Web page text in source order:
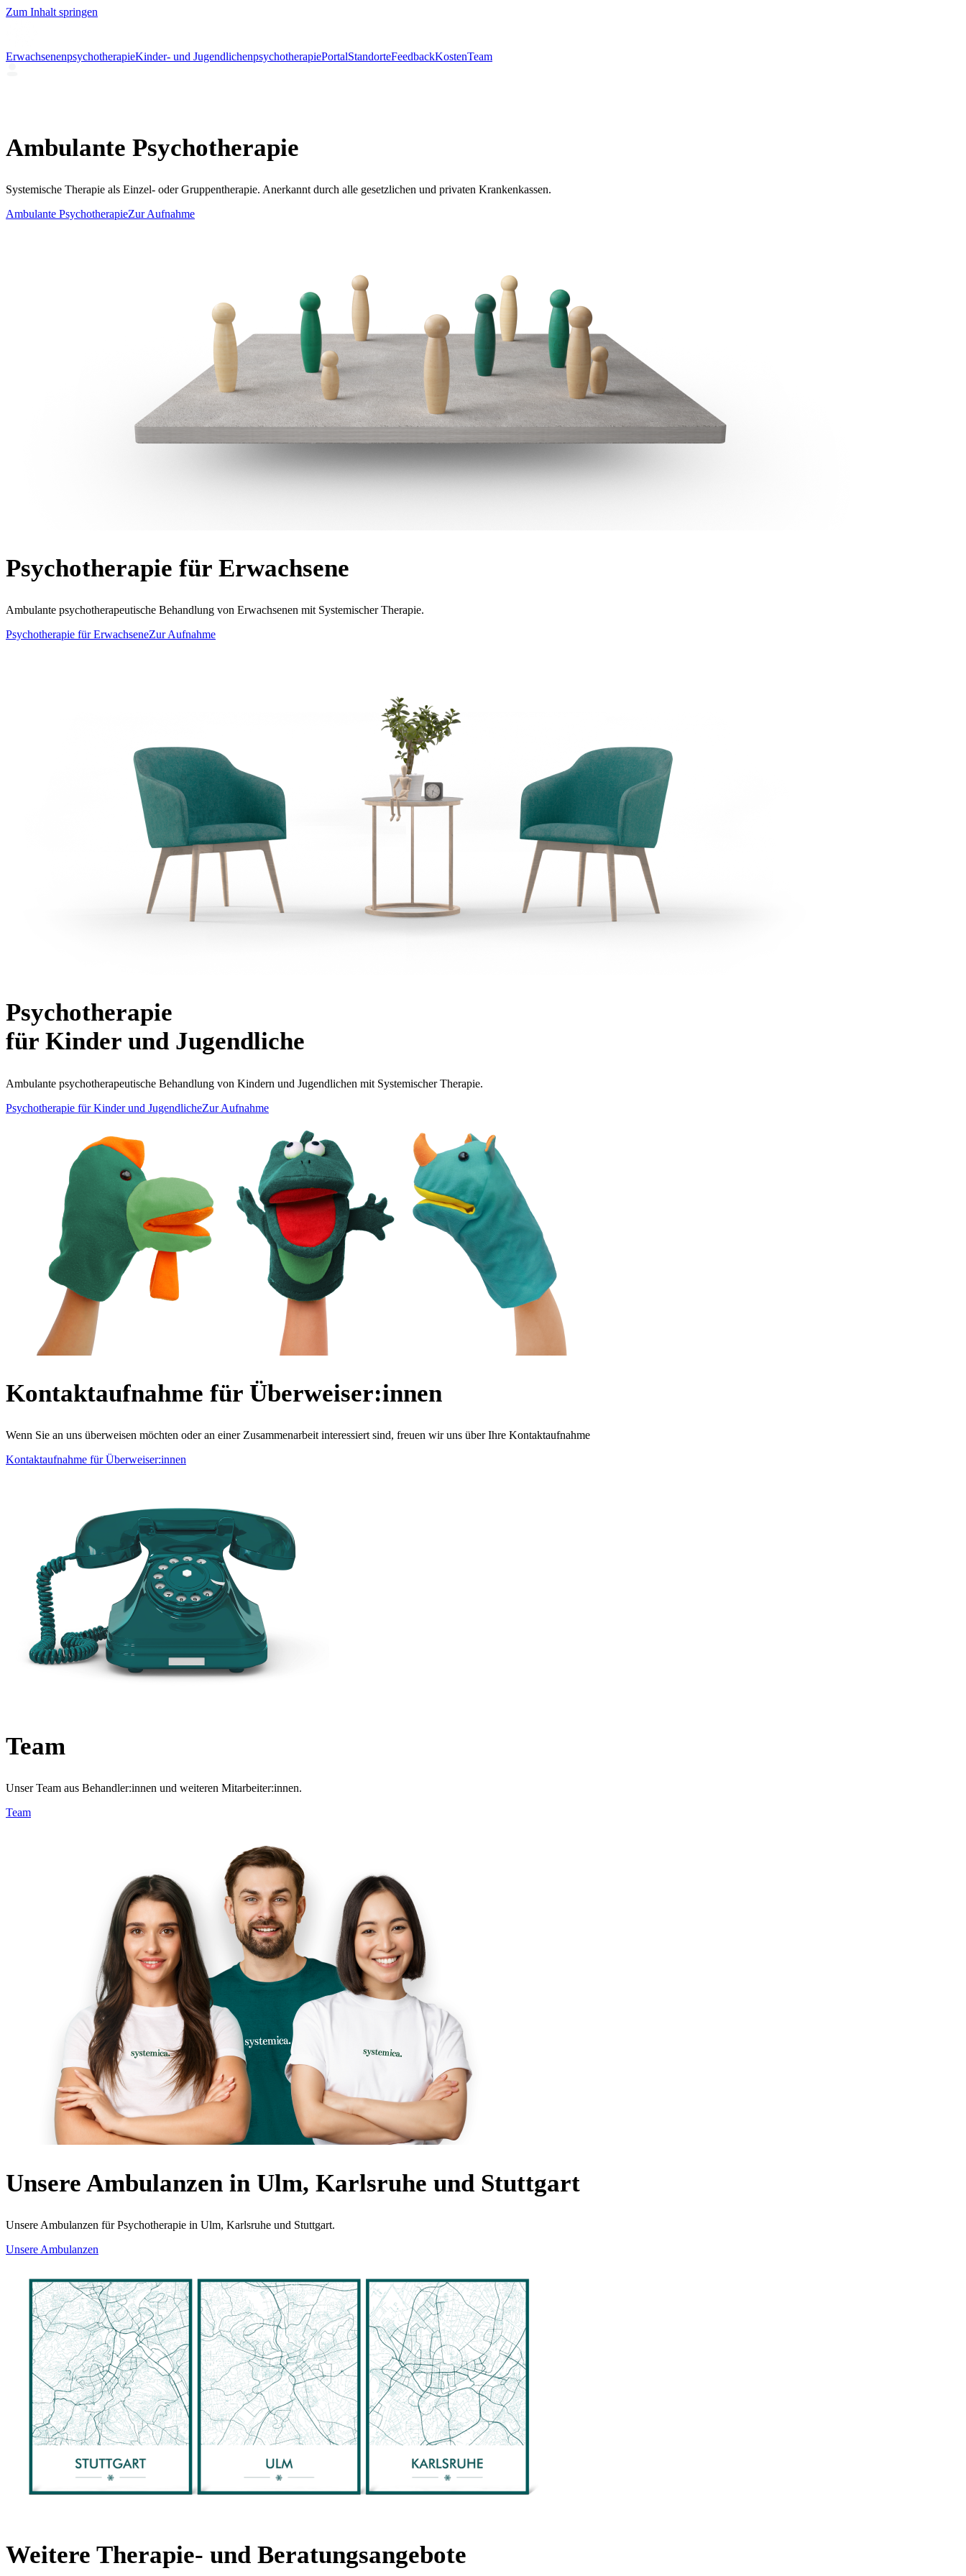
Zum Inhalt springen
ErwachsenenpsychotherapieKinder- und JugendlichenpsychotherapiePortalStandorteFeedbackKostenTeam
Ambulante Psychotherapie
Systemische Therapie als Einzel- oder Gruppentherapie. Anerkannt durch alle gesetzlichen und privaten Krankenkassen.
Ambulante PsychotherapieZur Aufnahme
Psychotherapie für Erwachsene
Ambulante psychotherapeutische Behandlung von Erwachsenen mit Systemischer Therapie.
Psychotherapie für ErwachseneZur Aufnahme
Psychotherapie
für Kinder und Jugendliche
Ambulante psychotherapeutische Behandlung von Kindern und Jugendlichen mit Systemischer Therapie.
Psychotherapie für Kinder und JugendlicheZur Aufnahme
Kontaktaufnahme für Überweiser:innen
Wenn Sie an uns überweisen möchten oder an einer Zusammenarbeit interessiert sind, freuen wir uns über Ihre Kontaktaufnahme
Kontaktaufnahme für Überweiser:innen
Team
Unser Team aus Behandler:innen und weiteren Mitarbeiter:innen.
Team
Unsere Ambulanzen in Ulm, Karlsruhe und Stuttgart
Unsere Ambulanzen für Psychotherapie in Ulm, Karlsruhe und Stuttgart.
Unsere Ambulanzen
Weitere Therapie- und Beratungsangebote